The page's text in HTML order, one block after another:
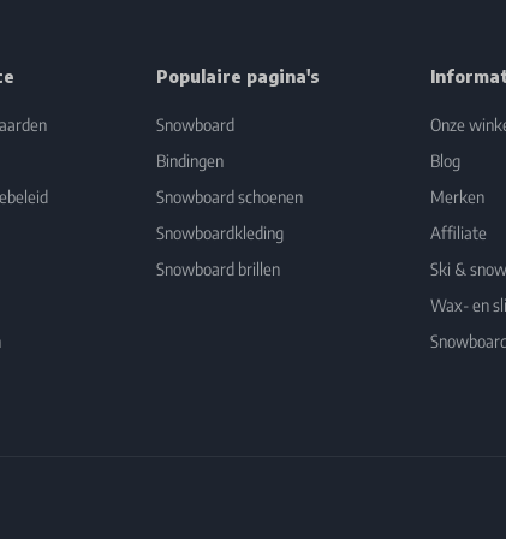
Populaire pagina's
Snowboard
Bindingen
Snowboard schoenen
Snowboardkleding
Snowboard brillen
Onze
Blog
Merken
Affiliate
Ski &
Wax- en